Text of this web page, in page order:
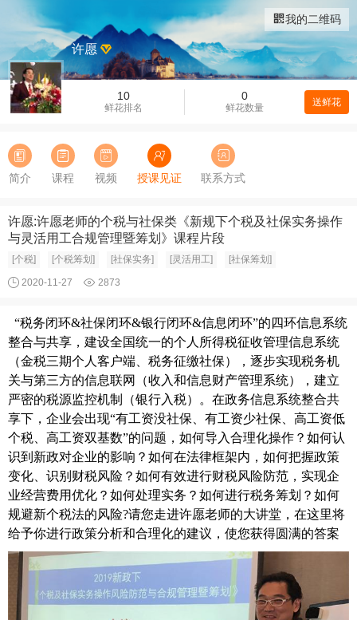
我的二维码
10
鲜花排名
0
鲜花数量 送鲜花
许愿
简介 课程 视频 授课见证 联系方式
许愿:许愿老师的个税与社保类《新规下个税及社保实务操作
与灵活用工合规管理暨筹划》课程片段
[个税] [个税筹划] [社保实务] [灵活用工] [社保筹划]
2020-11-27 2873
“税务闭环&社保闭环&银行闭环&信息闭环”的四环信息系统
整合与共享，建设全国统一的个人所得税征收管理信息系统
（金税三期个人客户端、税务征缴社保），逐步实现税务机
关与第三方的信息联网（收入和信息财产管理系统），建立
严密的税源监控机制（银行入税）。 在政务信息系统整合共
享下，企业会出现“有工资没社保、有工资少社保、高工资低
个税、高工资双基数”的问题，如何导入合理化操作？如何认
识到新政对企业的影响？ 如何在法律框架内，如何把握政策
变化、识别财税风险？如何有效进行财税风险防范，实现企
业经营费用优化？ 如何处理实务？如何进行税务筹划？如何
规避新个税法的风险?请您走进许愿老师的大讲堂，在这里将
给予你进行政策分析和合理化的建议，使您获得圆满的答案